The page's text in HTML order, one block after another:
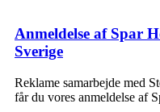
Anmeldelse af Spar
Sverige
Reklame samarbejde med
får du vores anmeldelse af